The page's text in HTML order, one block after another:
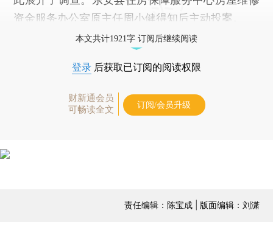
资金服务办公室原主任周小健得知后主动投案。
本文共计1921字 订阅后继续阅读
登录 后获取已订阅的阅读权限
财新通会员
可畅读全文
订阅/会员升级
责任编辑：陈宝成 | 版面编辑：刘潇